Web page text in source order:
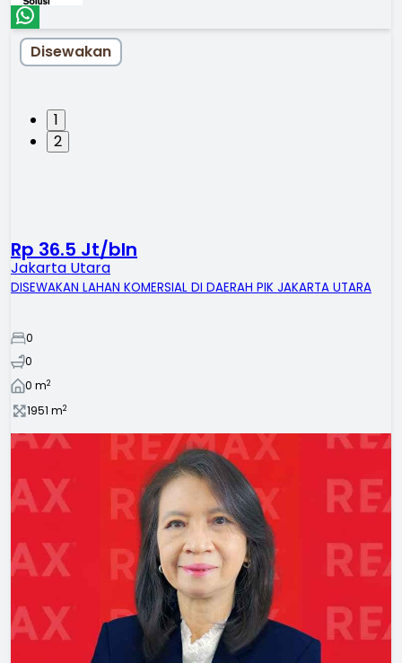
1
2
Disewakan
Rp 36.5 Jt/bln
Jakarta Utara
DISEWAKAN LAHAN KOMERSIAL DI DAERAH PIK JAKARTA UTARA
0
0
0 m2
1951 m2